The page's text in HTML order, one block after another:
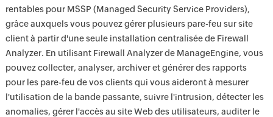
rentables pour MSSP (Managed Security Service Providers),
grâce auxquels vous pouvez gérer plusieurs pare-feu sur site
client à partir d'une seule installation centralisée de Firewall
Analyzer. En utilisant Firewall Analyzer de ManageEngine, vous
pouvez collecter, analyser, archiver et générer des rapports
pour les pare-feu de vos clients qui vous aideront à mesurer
l'utilisation de la bande passante, suivre l'intrusion, détecter les
anomalies, gérer l'accès au site Web des utilisateurs, auditer le